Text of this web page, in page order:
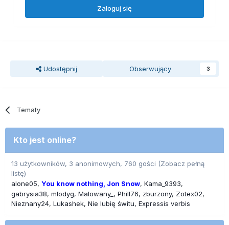
Zaloguj się
Udostępnij Obserwujący 3
Tematy
Kto jest online?
13 użytkowników, 3 anonimowych, 760 gości (Zobacz pełną
listę)
alone05 You know nothing, Jon Snow Kama_9393
gabrysia38 mlodyg Malowany_ Phill76 zburzony Zotex02
Nieznany24 Lukashek Nie lubię świtu Expressis verbis